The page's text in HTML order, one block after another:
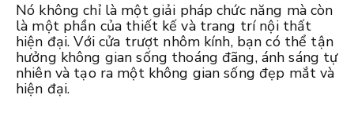
Nó không chỉ là một giải pháp chức năng mà còn
là một phần của thiết kế và trang trí nội thất
hiện đại. Với cửa trượt nhôm kính, bạn có thể tận
hưởng không gian sống thoáng đãng, ánh sáng tự
nhiên và tạo ra một không gian sống đẹp mắt và
hiện đại.